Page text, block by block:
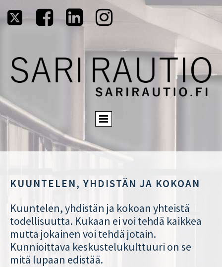
   
KUUNTELEN, YHDISTÄN JA KOKOAN
Kuuntelen, yhdistän ja kokoan yhteistä
todellisuutta. Kukaan ei voi tehdä kaikkea
mutta jokainen voi tehdä jotain.
Kunnioittava keskustelukulttuuri on se
mitä lupaan edistää.